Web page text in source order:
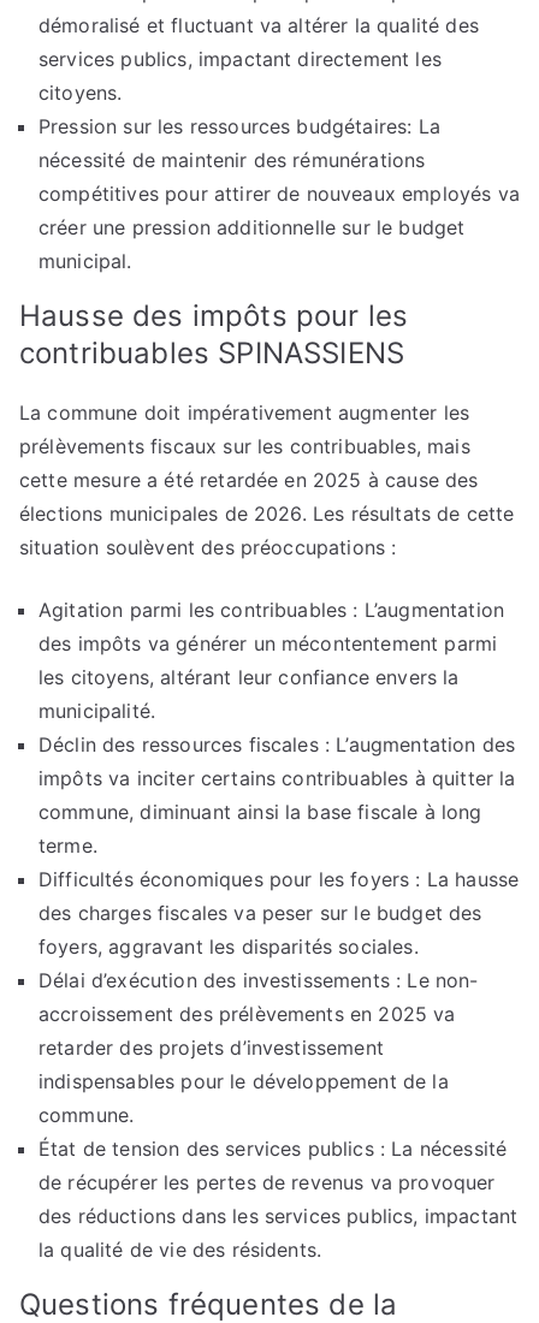
démoralisé et fluctuant va altérer la qualité des
services publics, impactant directement les
citoyens.
Pression sur les ressources budgétaires: La
nécessité de maintenir des rémunérations
compétitives pour attirer de nouveaux employés va
créer une pression additionnelle sur le budget
municipal.
Hausse des impôts pour les
contribuables SPINASSIENS
La commune doit impérativement augmenter les
prélèvements fiscaux sur les contribuables, mais
cette mesure a été retardée en 2025 à cause des
élections municipales de 2026. Les résultats de cette
situation soulèvent des préoccupations :
Agitation parmi les contribuables : L’augmentation
des impôts va générer un mécontentement parmi
les citoyens, altérant leur confiance envers la
municipalité.
Déclin des ressources fiscales : L’augmentation des
impôts va inciter certains contribuables à quitter la
commune, diminuant ainsi la base fiscale à long
terme.
Difficultés économiques pour les foyers : La hausse
des charges fiscales va peser sur le budget des
foyers, aggravant les disparités sociales.
Délai d’exécution des investissements : Le non-
accroissement des prélèvements en 2025 va
retarder des projets d’investissement
indispensables pour le développement de la
commune.
État de tension des services publics : La nécessité
de récupérer les pertes de revenus va provoquer
des réductions dans les services publics, impactant
la qualité de vie des résidents.
Questions fréquentes de la